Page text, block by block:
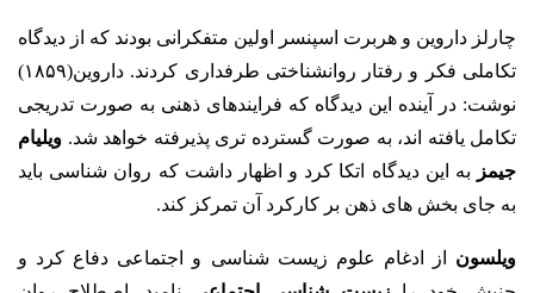
چارلز داروین و هربرت اسپنسر اولین متفکرانی بودند که از دیدگاه
تکاملی فکر و رفتار روانشناختی طرفداری کردند. داروین(۱۸۵۹)
نوشت: در آینده این دیدگاه که فرایندهای ذهنی به صورت تدریجی
تکامل یافته اند، به صورت گسترده تری پذیرفته خواهد شد. ویلیام
جیمز به این دیدگاه اتکا کرد و اظهار داشت که روان شناسی باید
به جای بخش های ذهن بر کارکرد آن تمرکز کند.
ویلسون از ادغام علوم زیست شناسی و اجتماعی دفاع کرد و